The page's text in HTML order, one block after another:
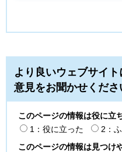
より良いウェブサイ
意見をお聞かせくださ
このページの情報は役に立
1：役に立った
2：
このページの情報は見つけ